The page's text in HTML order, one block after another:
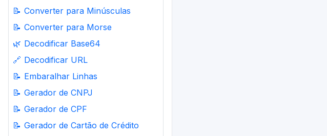
📝 Converter para Minúsculas
📝 Converter para Morse
🌿 Decodificar Base64
🔗 Decodificar URL
📝 Embaralhar Linhas
📝 Gerador de CNPJ
📝 Gerador de CPF
📝 Gerador de Cartão de Crédito